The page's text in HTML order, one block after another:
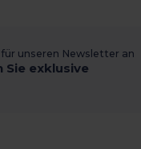
für unseren Newsletter an
Sie exklusive